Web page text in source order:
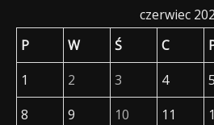
czerwiec
P
W Ś C
1
2 3 4 5
8
9 10 11